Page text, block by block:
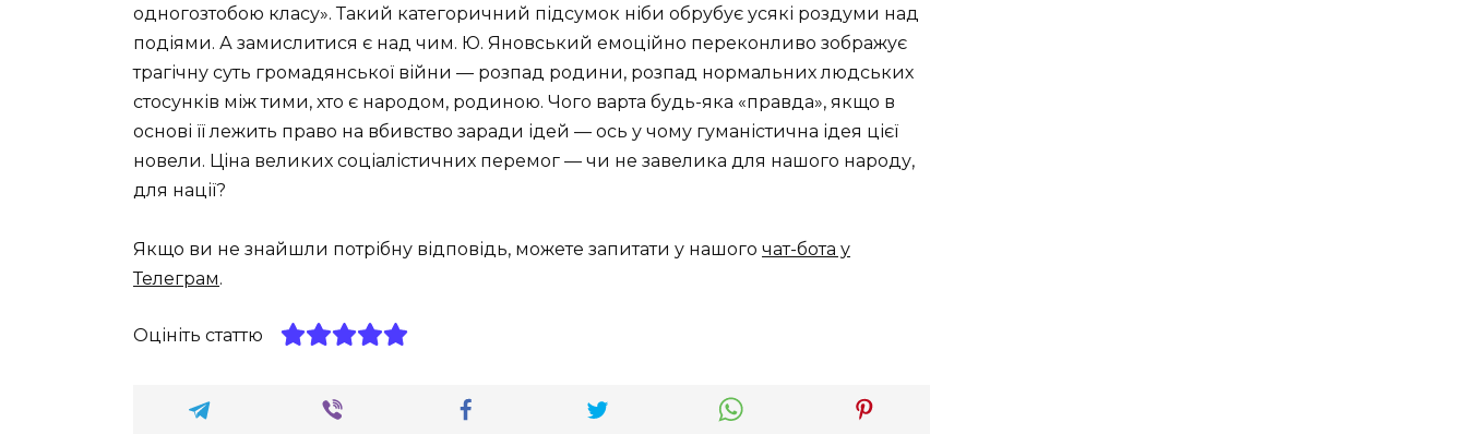
одногозтобою класу». Такий категоричний підсумок ніби обрубує усякі роздуми над
подіями. А замислитися є над чим. Ю. Яновський емоційно переконливо зображує
трагічну суть громадянської війни — розпад родини, розпад нормальних людських
стосунків між тими, хто є народом, родиною. Чого варта будь-яка «правда», якщо в
основі її лежить право на вбивство заради ідей — ось у чому гуманістична ідея цієї
новели. Ціна великих соціалістичних перемог — чи не завелика для нашого народу,
для нації?
Якщо ви не знайшли потрібну відповідь, можете запитати у нашого чат-бота у
Телеграм.
Оцініть статтю